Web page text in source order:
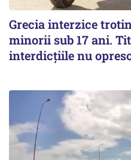
Grecia interzice
minorii sub 17 ani.
interdicţiile nu